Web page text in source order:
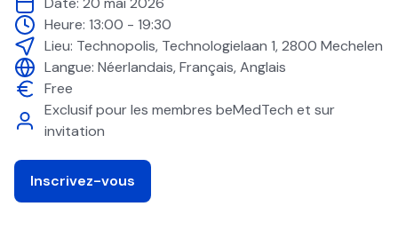
Heure:13:00 - 19:30
Lieu: Technopolis, Technologielaan 1, 2800 Mechelen
Langue:Néerlandais, Français, Anglais
Free
Exclusif pour les membres beMedTech et sur
invitation
Inscrivez-vous